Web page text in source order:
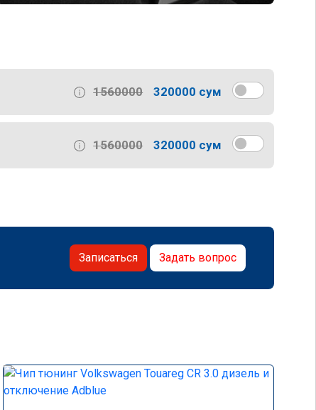
1560000 320000 сум
1560000 320000 сум
Записаться Задать вопрос